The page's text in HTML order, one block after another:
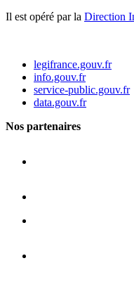
Il est opéré par la Direction
legifrance.gouv.fr
info.gouv.fr
service-public.gouv.fr
data.gouv.fr
Nos partenaires